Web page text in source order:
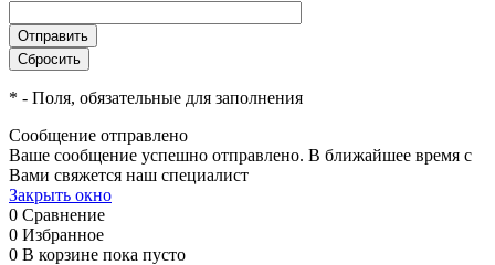
* - Поля, обязательные для заполнения
Сообщение отправлено
Ваше сообщение успешно отправлено. В ближайшее время с
Вами свяжется наш специалист
Закрыть окно
0 Сравнение
0 Избранное
0 В корзине пока пусто